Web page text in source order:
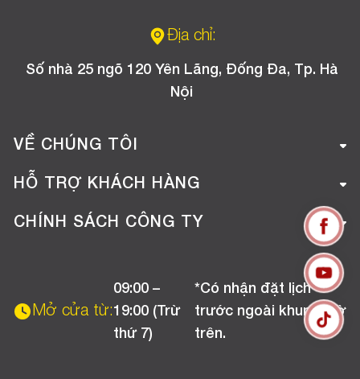
Địa chỉ:
Số nhà 25 ngõ 120 Yên Lãng, Đống Đa, Tp. Hà
Nội
VỀ CHÚNG TÔI
Giới thiệu công ty
Tuyển dụng
HỖ TRỢ KHÁCH HÀNG
Hướng dẫn mua hàng online
Chương trình khuyến mãi
CHÍNH SÁCH CÔNG TY
Chính sách bảo hành
Mở cửa từ:
09:00 –
19:00 (Trừ
thứ 7)
*Có nhận đặt lịch
trước ngoài khung giờ
trên.